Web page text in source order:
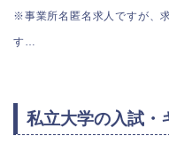
※事業所名匿名求人ですが、
す…
私立大学の入試・